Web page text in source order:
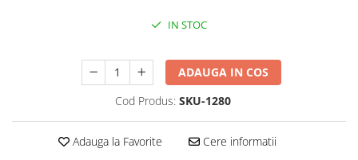
IN STOC
ADAUGA IN COS
Cod Produs: SKU-1280
Adauga la Favorite Cere informatii